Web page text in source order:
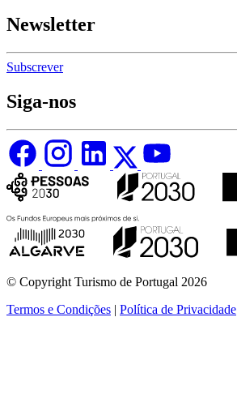
Newsletter
Subscrever
Siga-nos
© Copyright Turismo de Portugal 2026
Termos e Condições | Política de Privacidade